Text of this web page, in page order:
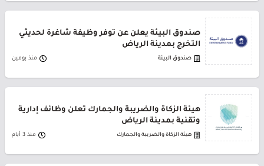
صندوق البيئة يعلن عن توفر وظيفة شاغرة لحديثي
التخرج بمدينة الرياض
صندوق البيئة منذ يومين
هيئة الزكاة والضريبة والجمارك تعلن وظائف إدارية
وتقنية بمدينة الرياض
هيئة الزكاة والضريبة والجمارك منذ 3 أيام